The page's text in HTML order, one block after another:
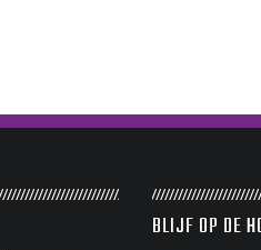
BLIJF OP DE